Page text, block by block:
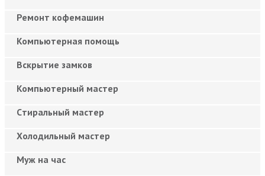
Ремонт кофемашин
Компьютерная помощь
Вскрытие замков
Компьютерный мастер
Cтиральный мастер
Холодильный мастер
Муж на час